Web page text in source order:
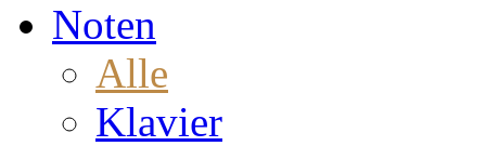
Noten
Alle
Klavier